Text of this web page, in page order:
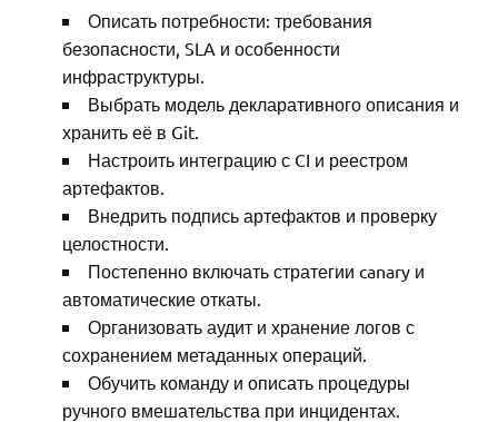
Описать потребности: требования
безопасности, SLA и особенности
инфраструктуры.
Выбрать модель декларативного описания и
хранить её в Git.
Настроить интеграцию с CI и реестром
артефактов.
Внедрить подпись артефактов и проверку
целостности.
Постепенно включать стратегии canary и
автоматические откаты.
Организовать аудит и хранение логов с
сохранением метаданных операций.
Обучить команду и описать процедуры
ручного вмешательства при инцидентах.